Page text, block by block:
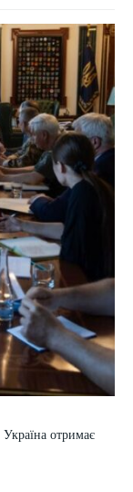
отримає